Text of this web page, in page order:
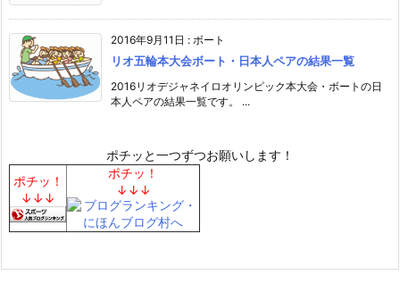
2016年9月11日 : ボート
リオ五輪本大会ボート・日本人ペアの結果一覧
2016リオデジャネイロオリンピック本大会・ボートの日
本人ペアの結果一覧です。 ...
ポチッと一つずつお願いします！
ポチッ！
↓↓↓
ポチッ！
↓↓↓